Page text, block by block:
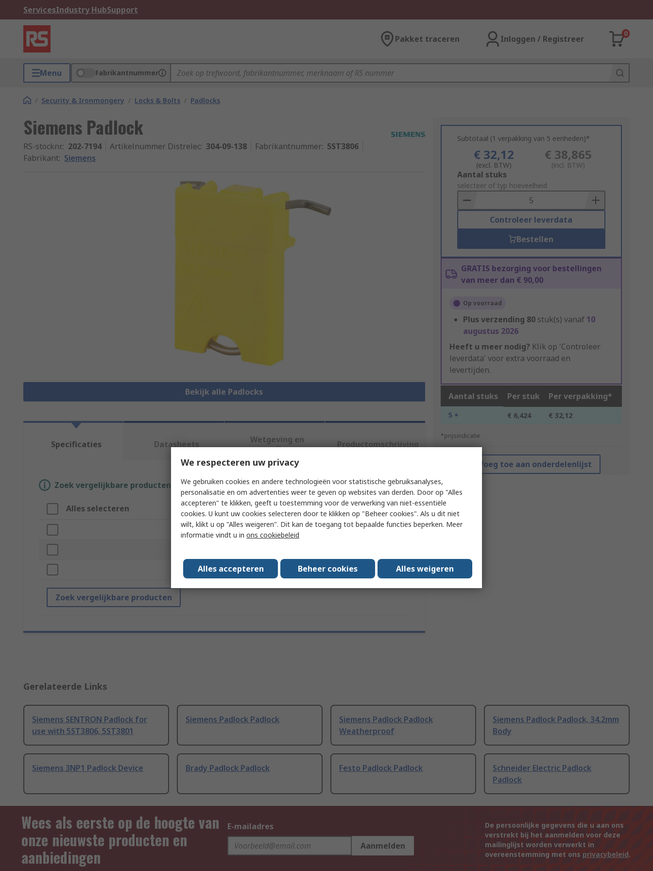
ServicesIndustry HubSupport
Pakket traceren Inloggen / Registreer
0
Menu Fabrikantnummer
/ Security & Ironmongery / Locks & Bolts / Padlocks
Siemens Padlock
RS-stocknr.: 202-7194 Artikelnummer Distrelec: 304-09-138 Fabrikantnummer: 5ST3806
Fabrikant: Siemens
Bekijk alle Padlocks
Subtotaal (1 verpakking van 5 eenheden)*
€ 32,12
(excl. BTW)
€ 38,865
(incl. BTW)
Add
to
Basket
Aantal stuks
selecteer of typ hoeveelheid
Controleer leverdata
Bestellen
GRATIS bezorging voor bestellingen
van meer dan € 90,00
Op voorraad
Plus verzending 80 stuk(s) vanaf 10
augustus 2026
Heeft u meer nodig? Klik op 'Controleer
leverdata' voor extra voorraad en
levertijden.
Aantal stuks Per stuk Per verpakking*
5 + € 6,424 € 32,12
*prijsindicatie
Voeg toe aan onderdelenlijst
Specificaties Datasheets
Wetgeving en
compliance
Productomschrijving
Zoek vergelijkbare producten door een of meer kenmerken te selecteren.
Alles selecteren Attribuut Waarde
Merk Siemens
Standards/Approvals No
Zoek vergelijkbare producten
Gerelateerde Links
Siemens SENTRON Padlock for
use with 5ST3806, 5ST3801
Siemens Padlock Padlock
Siemens Padlock Padlock
Weatherproof
Siemens Padlock Padlock, 34.2mm
Body
Siemens 3NP1 Padlock Device Brady Padlock Padlock Festo Padlock Padlock
Schneider Electric Padlock
Padlock
Wees als eerste op de hoogte van
onze nieuwste producten en
aanbiedingen
E-mailadres
Aanmelden
De persoonlijke gegevens die u aan ons
verstrekt bij het aanmelden voor deze
mailinglijst worden verwerkt in
overeenstemming met ons privacybeleid.
We respecteren uw privacy
We gebruiken cookies en andere technologieën voor statistische gebruiksanalyses,
personalisatie en om advertenties weer te geven op websites van derden. Door op "Alles
accepteren" te klikken, geeft u toestemming voor de verwerking van niet-essentiële
cookies. U kunt uw cookies selecteren door te klikken op "Beheer cookies". Als u dit niet
wilt, klikt u op "Alles weigeren". Dit kan de toegang tot bepaalde functies beperken. Meer
informatie vindt u in ons cookiebeleid
Alles accepteren Beheer cookies Alles weigeren